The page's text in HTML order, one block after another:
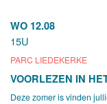
WO 12.08
15U
PARC LIEDEKERKE
VOORLEZEN IN
Deze zomer is vinden